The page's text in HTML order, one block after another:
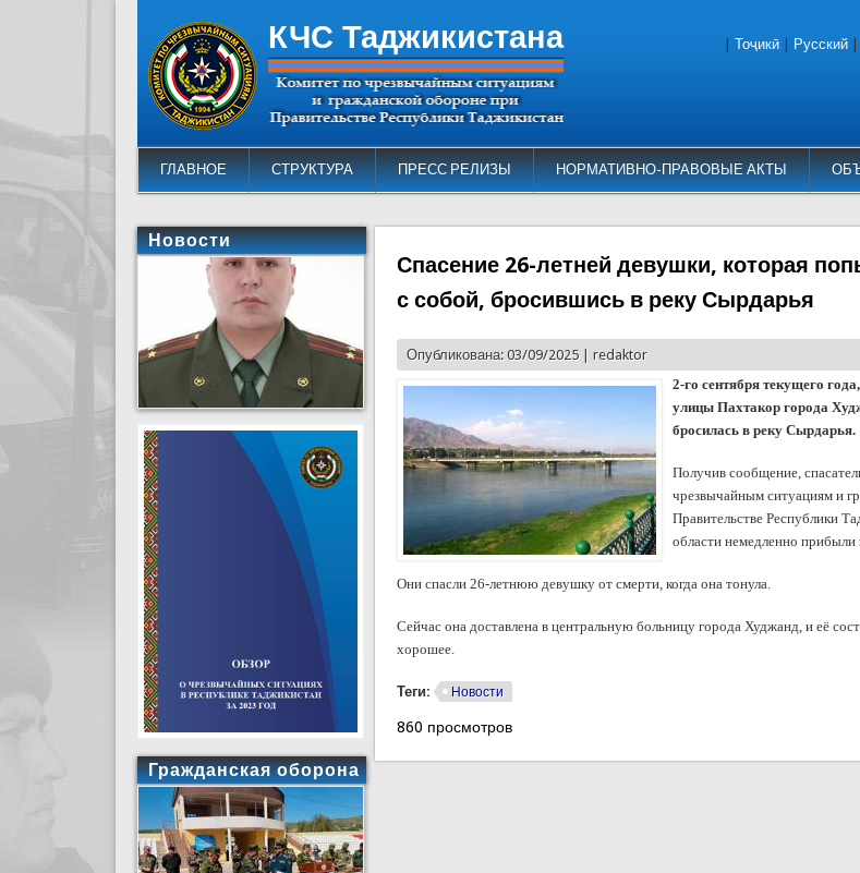
КЧС Таджикистана
ГЛАВНОЕ СТРУКТУРА ПРЕСС РЕЛИЗЫ НОРМАТИВНО-ПРАВОВЫЕ АКТЫ
Тоҷикӣ Русский
Спасение 26-летней девушки, которая
с собой, бросившись в реку Сырдарья
Опубликована: 03/09/2025 |redaktor
2-го сентября текущего
улицы Пахтакор города
бросилась в реку Сырдарья.
Получив сообщение,
чрезвычайным ситуациям и
Правительстве Республики
области немедленно
Они спасли 26-летнюю девушку от смерти, когда она тонула.
Сейчас она доставлена в центральную больницу города Худжанд, и её
хорошее.
Теги: Новости
860 просмотров
Новости
Гражданская оборона